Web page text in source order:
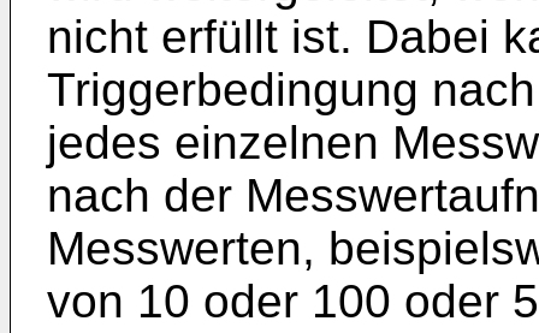
nicht erfüllt ist. Dabei
Triggerbedingung
jedes einzelnen
nach der
Messwerten,
von 10 oder 100 oder